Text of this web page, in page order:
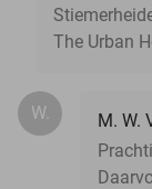
The Urban
W.
M. W.